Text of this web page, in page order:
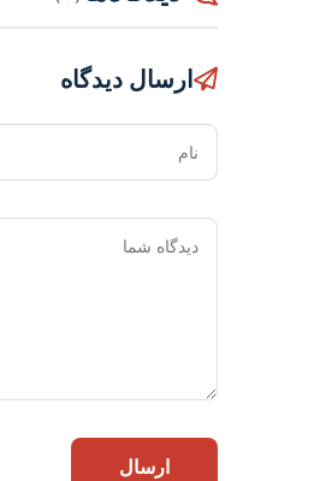
ارسال دیدگاه
ارسال